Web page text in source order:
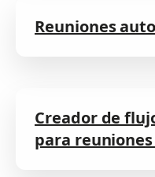
Reuniones
Creador de
para